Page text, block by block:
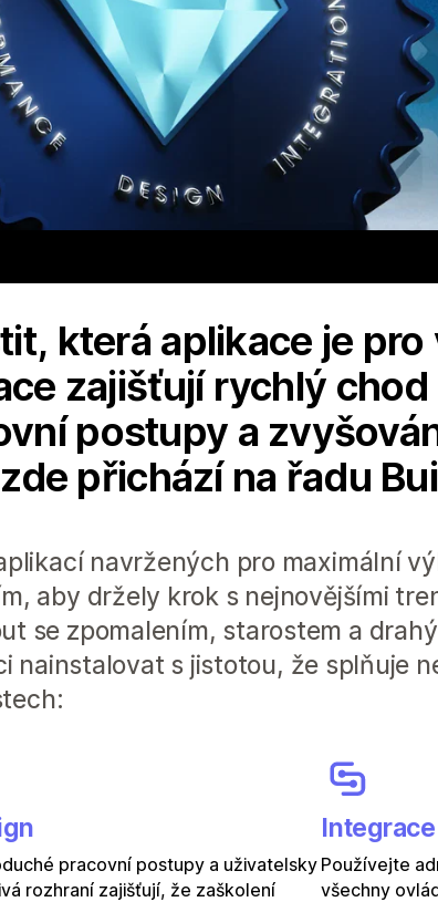
která aplikace je pro
zajišťují rychlý
postupy a
přichází na řadu
navržených pro maximální
aby držely krok s nejnovějšími
se zpomalením, starostem a
nainstalovat s jistotou, že splňuje
pracovní postupy a uživatelsky
rozhraní zajišťují, že zaškolení
Integrace
Používejte
všechny